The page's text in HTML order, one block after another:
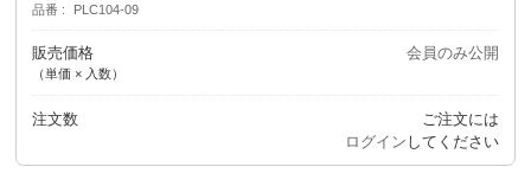
品番 PLC104-09
販売価格
（単価 × 入数）
会員のみ公開
注文数
ご注文には
ログイン してください